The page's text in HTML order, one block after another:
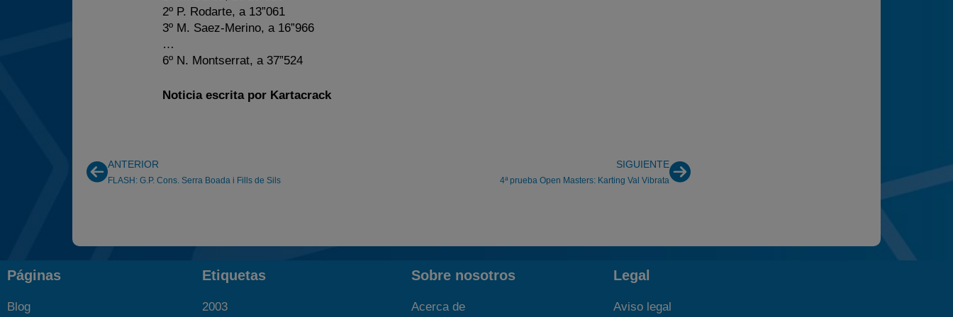
2º P. Rodarte, a 13”061
3º M. Saez-Merino, a 16”966
…
6º N. Montserrat, a 37”524
Noticia escrita por Kartacrack
ANTERIOR
FLASH: G.P. Cons. Serra Boada i Fills de Sils
SIGUIENTE
4ª prueba Open Masters: Karting Val Vibrata
Páginas
Blog
Etiquetas
2003
Sobre nosotros
Acerca de
Legal
Aviso legal